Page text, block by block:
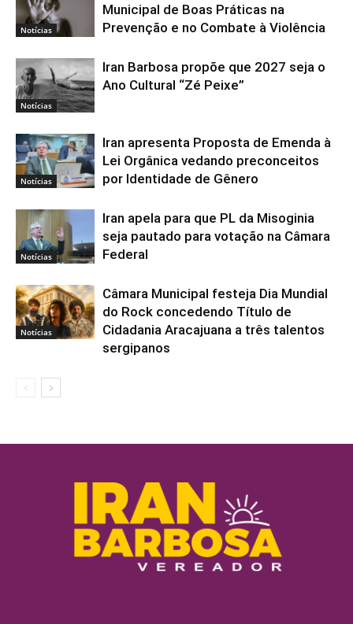
Notícias
Municipal de Boas Práticas na
Prevenção e no Combate à Violência
Notícias
Iran Barbosa propõe que 2027 seja o
Ano Cultural “Zé Peixe”
Notícias
Iran apresenta Proposta de Emenda à
Lei Orgânica vedando preconceitos
por Identidade de Gênero
Notícias
Iran apela para que PL da Misoginia
seja pautado para votação na Câmara
Federal
Notícias
Câmara Municipal festeja Dia Mundial
do Rock concedendo Título de
Cidadania Aracajuana a três talentos
sergipanos